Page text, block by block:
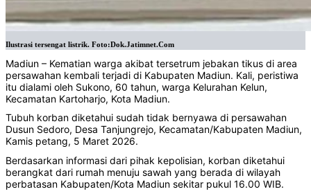
Ilustrasi tersengat listrik. Foto:Dok.Jatimnet.Com
Madiun – Kematian warga akibat tersetrum jebakan tikus di area
persawahan kembali terjadi di Kabupaten Madiun. Kali, peristiwa
itu dialami oleh Sukono, 60 tahun, warga Kelurahan Kelun,
Kecamatan Kartoharjo, Kota Madiun.
Tubuh korban diketahui sudah tidak bernyawa di persawahan
Dusun Sedoro, Desa Tanjungrejo, Kecamatan/Kabupaten Madiun,
Kamis petang, 5 Maret 2026.
Berdasarkan informasi dari pihak kepolisian, korban diketahui
berangkat dari rumah menuju sawah yang berada di wilayah
perbatasan Kabupaten/Kota Madiun sekitar pukul 16.00 WIB.